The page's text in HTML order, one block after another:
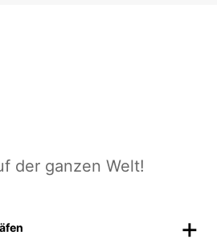
der ganzen Welt!